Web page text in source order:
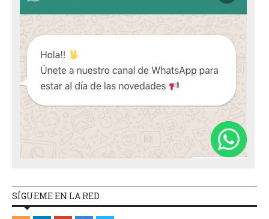
SÍGUEME EN LA RED